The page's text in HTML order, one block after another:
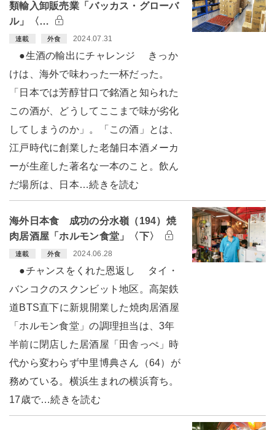
類輸入卸販売業「バッカス・グローバ
ル」〈…
連載 外食 2024.07.31
●生酒の輸出にチャレンジ きっか
けは、海外で味わった一杯だった。
「日本では芳醇甘口で銘酒と知られた
この酒が、どうしてここまで味が劣化
してしまうのか」。「この酒」とは、
江戸時代に創業した老舗日本酒メーカ
ーが生産した著名な一本のこと。飲ん
だ場所は、日本…続きを読む
海外日本食 成功の分水嶺（194）焼
肉居酒屋「ホルモン食堂」〈下〉
連載 外食 2024.06.28
●チャンスをくれた恩返し タイ・
バンコクのスクンビット地区。高架鉄
道BTS直下に新規開業した焼肉居酒屋
「ホルモン食堂」の調理担当は、3年
半前に閉店した居酒屋「田舎っぺ」時
代から変わらず中里博典さん（64）が
務めている。横浜生まれの横浜育ち。
17歳で…続きを読む